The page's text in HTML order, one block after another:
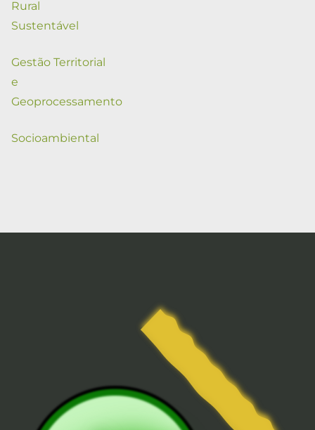
Rural
Sustentável
Gestão Territorial
e
Geoprocessamento
Socioambiental